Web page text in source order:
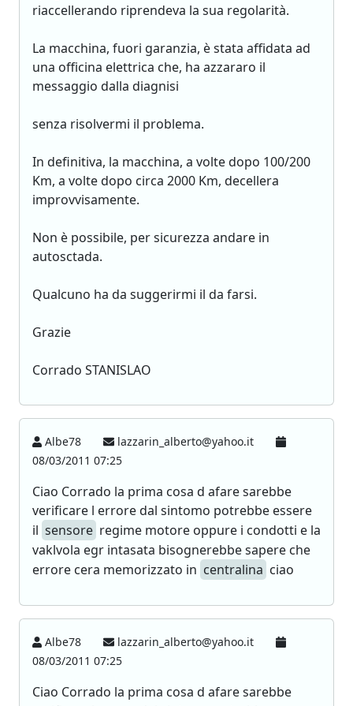
riaccellerando riprendeva la sua regolarità.
La macchina, fuori garanzia, è stata affidata ad
una officina elettrica che, ha azzararo il
messaggio dalla diagnisi
senza risolvermi il problema.
In definitiva, la macchina, a volte dopo 100/200
Km, a volte dopo circa 2000 Km, decellera
improvvisamente.
Non è possibile, per sicurezza andare in
autosctada.
Qualcuno ha da suggerirmi il da farsi.
Grazie
Corrado STANISLAO
Albe78
lazzarin_alberto@yahoo.it
08/03/2011 07:25
Ciao Corrado la prima cosa d afare sarebbe
verificare l errore dal sintomo potrebbe essere
il sensore regime motore oppure i condotti e la
vaklvola egr intasata bisognerebbe sapere che
errore cera memorizzato in centralina ciao
Albe78
lazzarin_alberto@yahoo.it
08/03/2011 07:25
Ciao Corrado la prima cosa d afare sarebbe